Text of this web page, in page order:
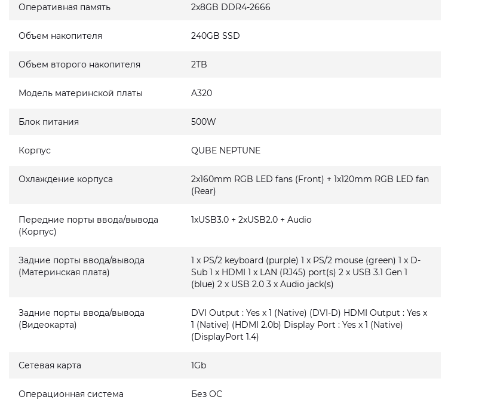
Оперативная память 2x8GB DDR4-2666
Объем накопителя 240GB SSD
Объем второго накопителя 2TB
Модель материнской платы A320
Блок питания 500W
Корпус QUBE NEPTUNE
Охлаждение корпуса
2x160mm RGB LED fans (Front) + 1x120mm RGB LED fan
(Rear)
Передние порты ввода/вывода
(Корпус)
1xUSB3.0 + 2xUSB2.0 + Audio
Задние порты ввода/вывода
(Материнская плата)
1 x PS/2 keyboard (purple) 1 x PS/2 mouse (green) 1 x D-
Sub 1 x HDMI 1 x LAN (RJ45) port(s) 2 x USB 3.1 Gen 1
(blue) 2 x USB 2.0 3 x Audio jack(s)
Задние порты ввода/вывода
(Видеокарта)
DVI Output : Yes x 1 (Native) (DVI-D) HDMI Output : Yes x
1 (Native) (HDMI 2.0b) Display Port : Yes x 1 (Native)
(DisplayPort 1.4)
Сетевая карта 1Gb
Операционная система Без ОС